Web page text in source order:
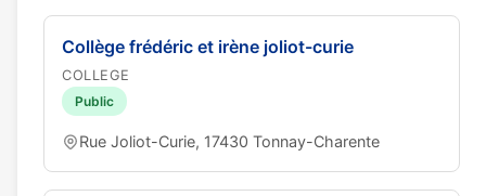
Collège frédéric et irène joliot-curie
COLLEGE
Public
Rue Joliot-Curie, 17430 Tonnay-Charente